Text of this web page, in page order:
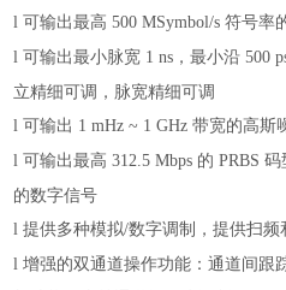
l 可输出最高 500 MSymbol/s符号率
l 可输出最小脉宽 1 ns ，最小沿 500
立精细可调，脉宽精细可调
l 可输出 1 mHz ~ 1 GHz带宽的高斯
l 可输出最高 312.5 Mbps 的 PRBS码
的数字信号
l 提供多种模拟/数字调制，提供扫频
l 增强的双通道操作功能：通道间跟